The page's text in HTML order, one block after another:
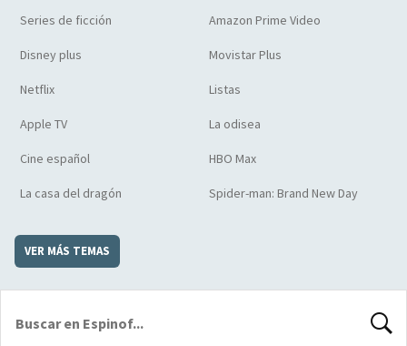
Series de ficción Amazon Prime Video
Disney plus Movistar Plus
Netflix Listas
Apple TV La odisea
Cine español HBO Max
La casa del dragón Spider-man: Brand New Day
VER MÁS TEMAS